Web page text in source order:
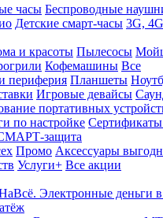
часы Беспроводные
Детские смарт-часы 3G,
и красоты Пылесосы
Кофемашины Все
периферия Планшеты
Игровые девайсы
портативных
по настройке
защита
Промо Аксессуары
Услуги+ Все акции
Электронные деньги в